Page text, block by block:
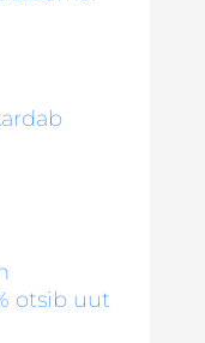
otsib uut